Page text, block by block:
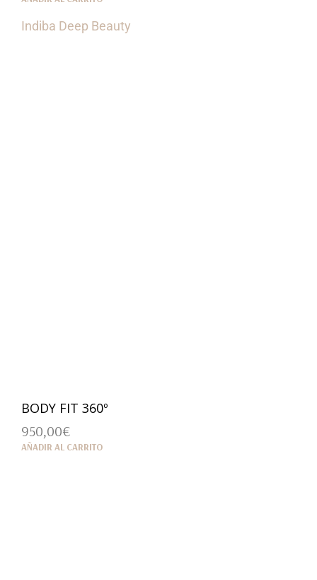
Indiba Deep Beauty
BODY FIT 360º
950,00€
AÑADIR AL CARRITO